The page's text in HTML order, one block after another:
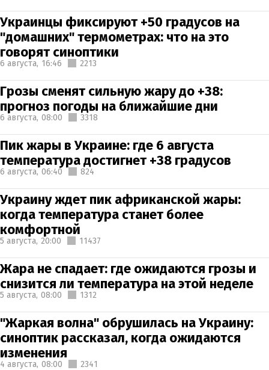
Украинцы фиксируют +50 градусов на
"домашних" термометрах: что на это
говорят синоптики
6 августа, 16:46 2213
Грозы сменят сильную жару до +38:
прогноз погоды на ближайшие дни
6 августа, 08:00 3318
Пик жары в Украине: где 6 августа
температура достигнет +38 градусов
6 августа, 06:40 824
Украину ждет пик африканской жары:
когда температура станет более
комфортной
5 августа, 20:00 11437
Жара не спадает: где ожидаются грозы и
снизится ли температура на этой неделе
5 августа, 08:00 1312
"Жаркая волна" обрушилась на Украину:
синоптик рассказал, когда ожидаются
изменения
4 августа, 08:00 2341